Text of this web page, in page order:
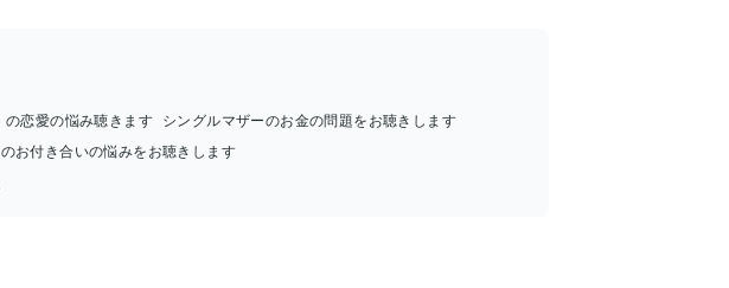
の恋愛の悩み聴きます シングルマザーのお金の問題をお聴きします
お付き合いの悩みをお聴きします